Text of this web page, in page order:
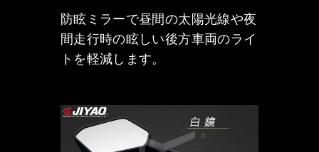
防眩ミラーで昼間の太陽光線や夜
間走行時の眩しい後方車両のライ
トを軽減します。